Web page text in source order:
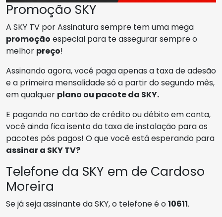
Promoção SKY
A SKY TV por Assinatura sempre tem uma mega
promoção especial para te assegurar sempre o
melhor preço!
Assinando agora, você paga apenas a taxa de adesão
e a primeira mensalidade só a partir do segundo mês,
em qualquer plano ou pacote da SKY.
E pagando no cartão de crédito ou débito em conta,
você ainda fica isento da taxa de instalação para os
pacotes pós pagos! O que você está esperando para
assinar a SKY TV?
Telefone da SKY em de Cardoso
Moreira
Se já seja assinante da SKY, o telefone é o10611.